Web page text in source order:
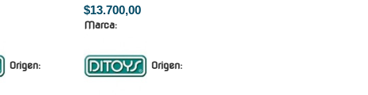
Origen:
$13.700,00
Marca:
Origen: